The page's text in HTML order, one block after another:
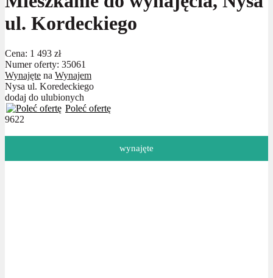
ul. Kordeckiego
Cena: 1 493 zł
Numer oferty: 35061
Wynajęte na Wynajem
Nysa ul. Koredeckiego
dodaj do ulubionych
Poleć ofertę
9622
wynajęte